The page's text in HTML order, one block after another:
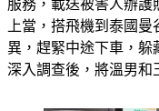
服務，載送被害人辦護
上當，搭飛機到泰國
異，趕緊中途下車，躲
深入調查後，將溫男和